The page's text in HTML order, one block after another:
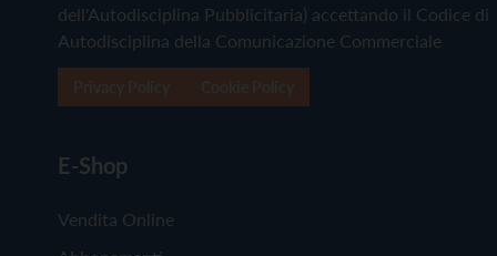
dell'Autodisciplina Pubblicitaria) accettando il Codice di
Autodisciplina della Comunicazione Commerciale
E-Shop
Vendita Online